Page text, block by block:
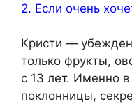
2. Если очень
Кристи —
только фрукты,
с 13 лет. Именно
поклонницы,